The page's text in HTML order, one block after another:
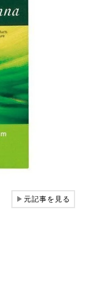
▶元記事を見る